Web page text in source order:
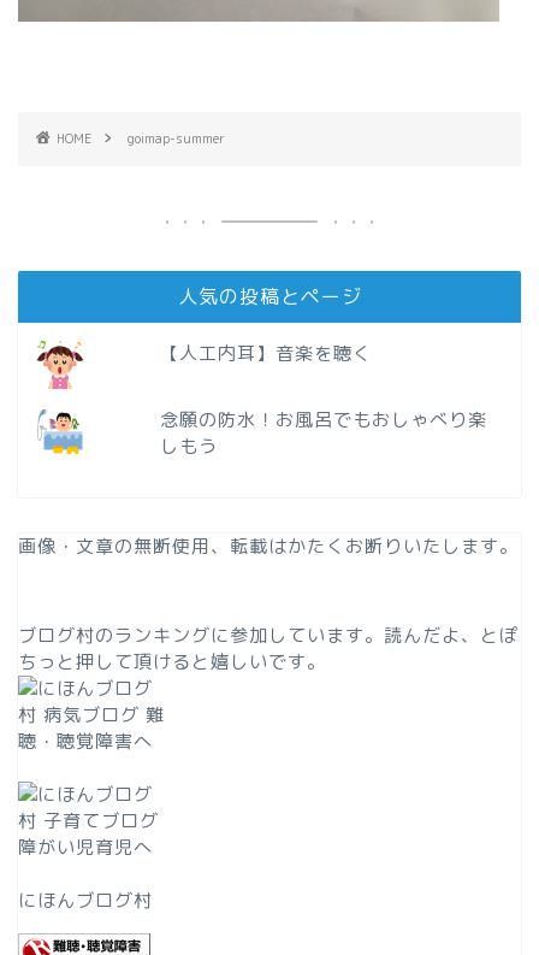
HOME goimap-summer
人気の投稿とページ
【人工内耳】音楽を聴く
念願の防水！お風呂でもおしゃべり楽
しもう
画像・文章の無断使用、転載はかたくお断りいたします。
ブログ村のランキングに参加しています。読んだよ、とぽ
ちっと押して頂けると嬉しいです。
にほんブログ村